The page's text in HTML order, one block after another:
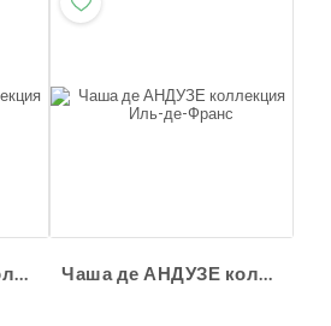
Чаша де АНДУЗЕ коллекция Лимож Чаша де АНДУЗЕ коллекция Иль-де-Франс